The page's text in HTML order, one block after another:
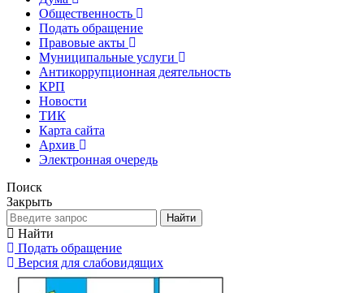
Общественность
Подать обращение
Правовые акты
Муниципальные услуги
Антикоррупционная деятельность
КРП
Новости
ТИК
Карта сайта
Архив
Электронная очередь
Поиск
Закрыть
Найти
Найти
Подать обращение
Версия для слабовидящих